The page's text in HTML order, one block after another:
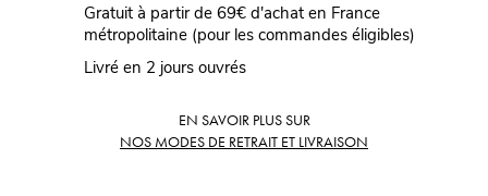
Gratuit à partir de 69€ d'achat en France
métropolitaine (pour les commandes éligibles)
Livré en 2 jours ouvrés
EN SAVOIR PLUS SUR
NOS MODES DE RETRAIT ET LIVRAISON